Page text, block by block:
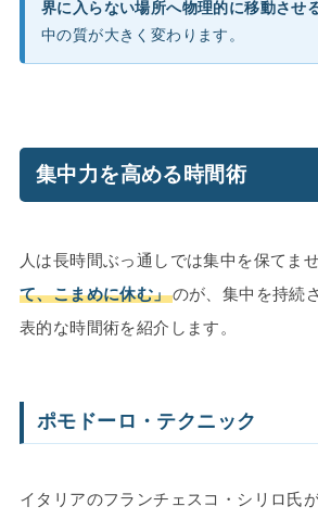
界に入らない場所へ物理的に移動させ
中の質が大きく変わります。
集中力を高める時間術
人は長時間ぶっ通しでは集中を保てませ
て、こまめに休む」のが、集中を持続
表的な時間術を紹介します。
ポモドーロ・テクニック
イタリアのフランチェスコ・シリロ氏